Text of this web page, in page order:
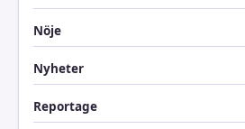
Nöje
Nyheter
Reportage